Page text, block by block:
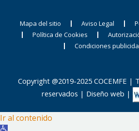
Mapa del sitio Aviso Legal
Política de Cookies
Condiciones
Copyright @2019-2025 COCEMFE |
reservados | Diseño web |
Ir al contenido